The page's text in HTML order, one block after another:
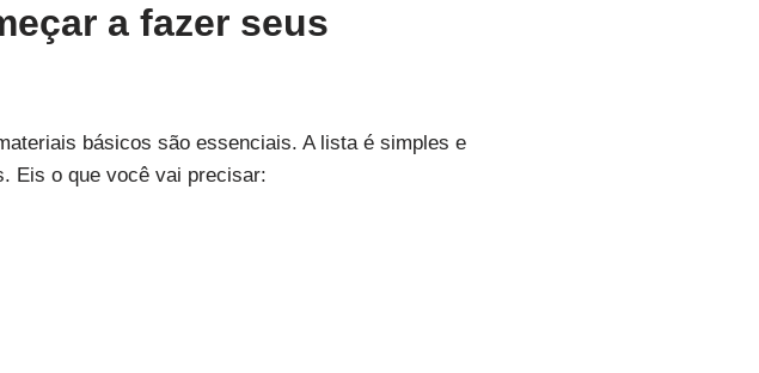
a fazer seus
básicos são essenciais. A lista é simples e
Eis o que você vai precisar: